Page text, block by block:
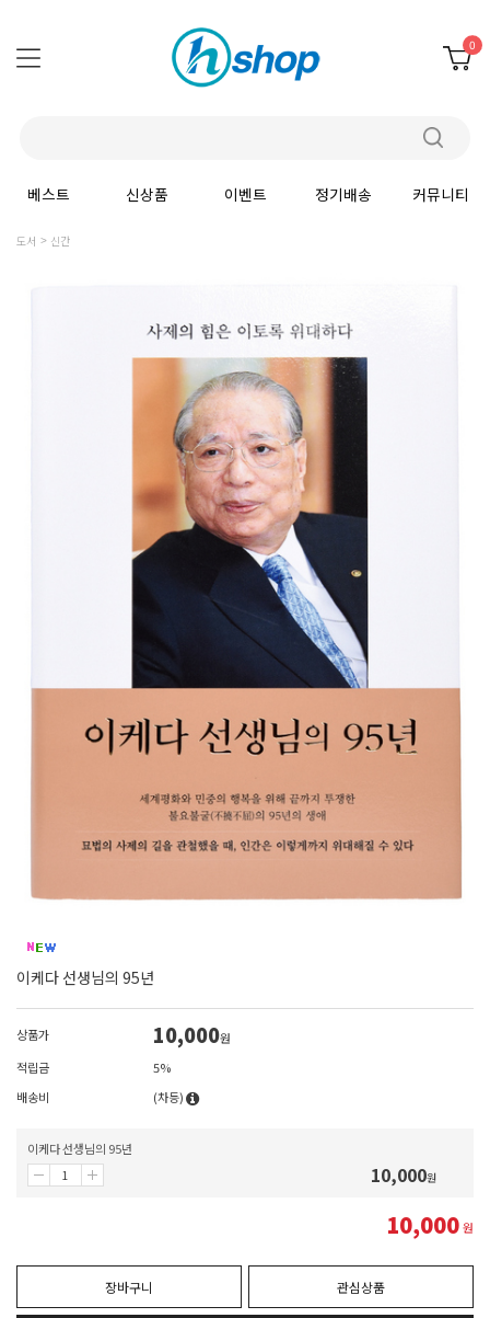
0
베스트 신상품 이벤트 정기배송 커뮤니티
도서 신간
이케다 선생님의 95년
상품가 10,000원
적립금
5%
배송비
(차등)
이케다 선생님의 95년
10,000원
10,000원
장바구니 관심상품